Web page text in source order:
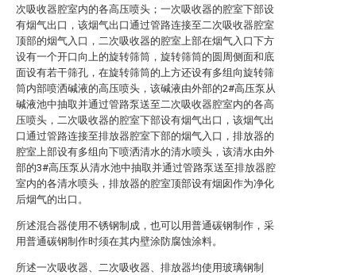
次吸收器腔室内的各高压喷头；一次吸收器的腔室下部设
有烟气出口，该烟气出口通过管路连接至二次吸收器腔室
顶部的烟气入口，二次吸收器的腔室上部在烟气入口下方
设有一个开口向上的旋转筛筒，旋转筛筒的圆周侧面和底
面设有若干筛孔，在旋转筛筒的上方还设有多组向旋转筛
筒内部喷洒碱液的高压喷头，该碱液由外部的2#高压泵从
碱液池中抽取并通过管路泵送至二次吸收器腔室内的各高
压喷头，二次吸收器的腔室下部设有烟气出口，该烟气出
口通过管路连接至排放器腔室下部的烟气入口，排放器的
腔室上部设有多组向下喷洒清水的清水喷头，该清水由外
部的3#高压泵从清水池中抽取并通过管路泵送至排放器腔
室内的各清水喷头，排放器的腔室顶部设有烟囱作为净化
后烟气的出口。
所述混合器使用不锈钢制成，也可以用普通碳钢制作，采
用普通碳钢制作时须在其内壁涂防腐蚀涂料。
所述一次吸收器、二次吸收器、排放器均使用玻璃钢制